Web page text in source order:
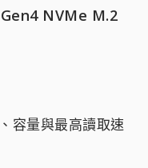
NVMe M.2
容量與最高讀取速